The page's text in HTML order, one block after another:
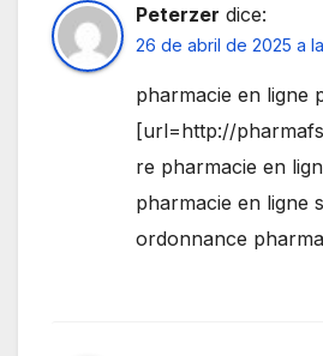
Peterzer dice:
26 de abril de 2025 a
pharmacie en ligne
[url=http://
re pharmacie en
pharmacie en ligne
ordonnance